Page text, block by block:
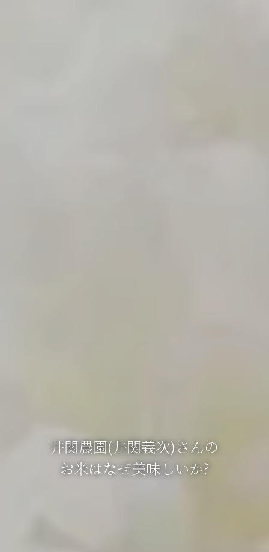
井関農園(井関義次)さんの
お米はなぜ美味しいか?